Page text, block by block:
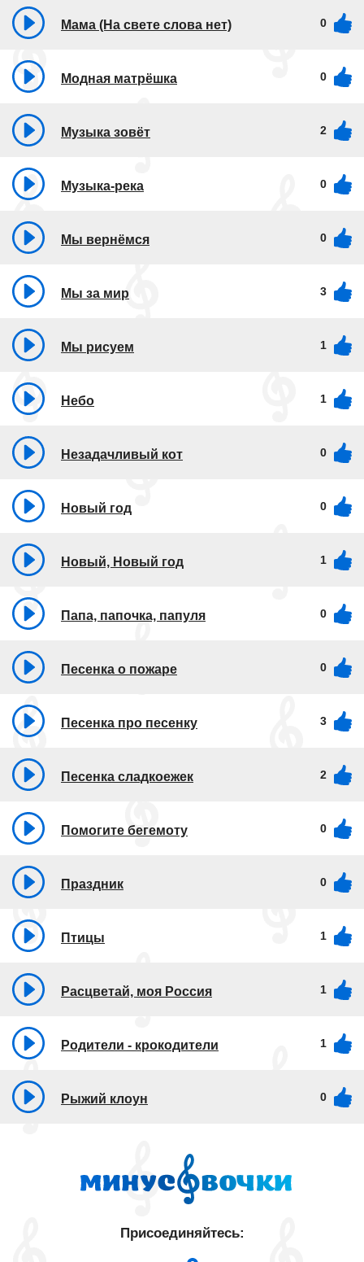
Мама (На свете слова нет) 0
Модная матрёшка 0
Музыка зовёт 2
Музыка-река 0
Мы вернёмся 0
Мы за мир 3
Мы рисуем 1
Небо 1
Незадачливый кот 0
Новый год 0
Новый, Новый год 1
Папа, папочка, папуля 0
Песенка о пожаре 0
Песенка про песенку 3
Песенка сладкоежек 2
Помогите бегемоту 0
Праздник 0
Птицы 1
Расцветай, моя Россия 1
Родители - крокодители 1
Рыжий клоун 0
Присоединяйтесь: